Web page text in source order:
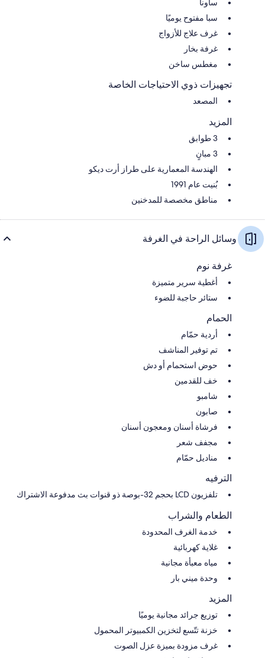
ساونا
سبا مفتوح يوميًا
غرف علاج للأزواج
غرفة بخار
مغطس ساخن
تجهيزات ذوي الاحتياجات الخاصة
المصعد
المزيد
3 طوابق
3 مبانٍ
الهندسة المعمارية على طراز أرت ديكو
بُنيت عام 1991
مناطق مخصصة للمدخنين
وسائل الراحة في الغرفة
غرفة نوم
أغطية سرير متميزة
ستائر حاجبة للضوء
الحمام
أردية حمّام
تم توفير المناشف
حوض استحمام أو دش
خف للقدمين
شامبو
صابون
فرشاة أسنان ومعجون أسنان
مجفف شعر
مناديل حمّام
الترفيه
تلفزيون LCD بحجم 32-بوصة ذو قنوات بث مدفوعة الاشتراك
الطعام والشراب
خدمة الغرف المحدودة
غلاية كهربائية
مياه معبأة مجانية
وحدة ميني بار
المزيد
توزيع جرائد مجانية يوميًا
خزنة تتّسع لتخزين الكمبيوتر المحمول
غرف مزودة بميزة عزل الصوت